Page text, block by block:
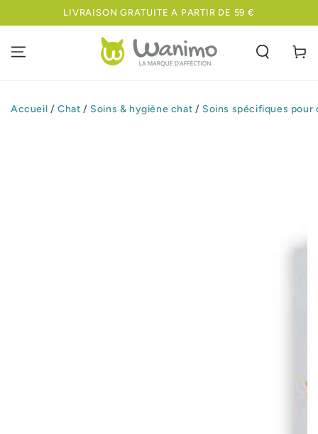
IGNORER LELIVRAISON GRATUITE A PARTIR DE 59 €
Panier
Accueil / Chat / Soins & hygiène chat / Soins spécifiques pour